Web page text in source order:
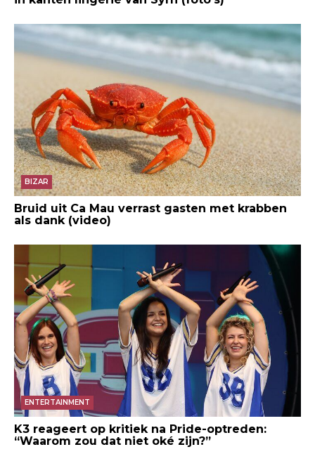
BIZAR
Bruid uit Ca Mau verrast gasten met krabben
als dank (video)
ENTERTAINMENT
K3 reageert op kritiek na Pride-optreden:
“Waarom zou dat niet oké zijn?”